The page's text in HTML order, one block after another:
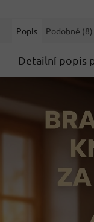
Popis Podobné (8)
Detailní popis